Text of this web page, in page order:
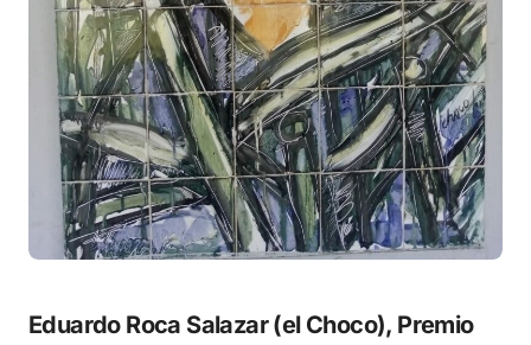
Eduardo Roca Salazar (el Choco), Premio